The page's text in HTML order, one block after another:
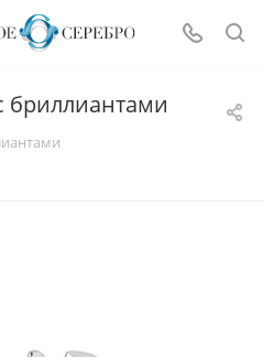
бриллиантами